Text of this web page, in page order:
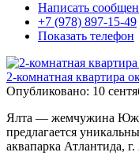
Написать
+7 (978) 897-15-49
Показать телефон
2-комнатная квартира
Опубликовано: 10
Ялта — жемчужина
предлагается
аквапарка Атлантида,